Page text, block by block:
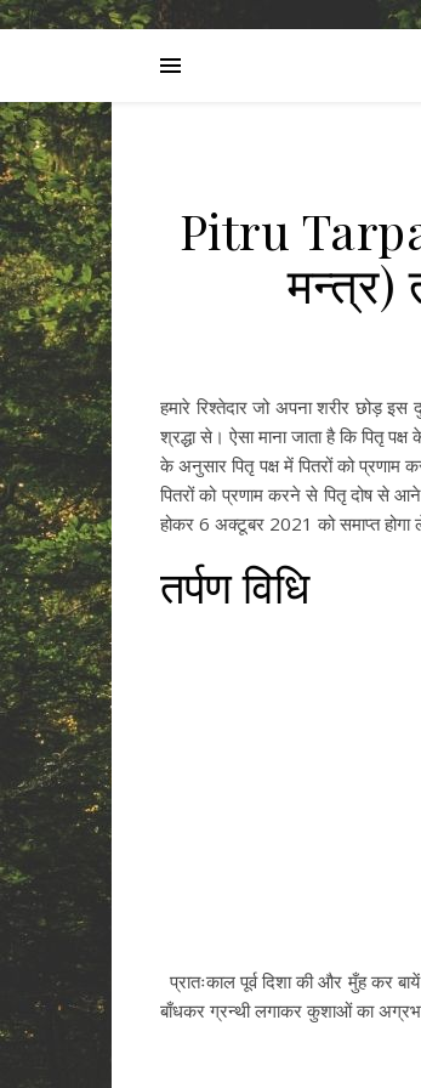
Pitru
मन्त्र)
हमारे रिश्तेदार जो अपना शरीर छोड़ इस
श्रद्धा से। ऐसा माना जाता है कि पितृ
के अनुसार पितृ पक्ष में पितरों को प्रणाम
पितरों को प्रणाम करने से पितृ दोष से आने
होकर 6 अक्टूबर 2021 को समाप्त होगा
तर्पण विधि
प्रातःकाल पूर्व दिशा की और मुँह कर
बाँधकर ग्रन्थी लगाकर कुशाओं का